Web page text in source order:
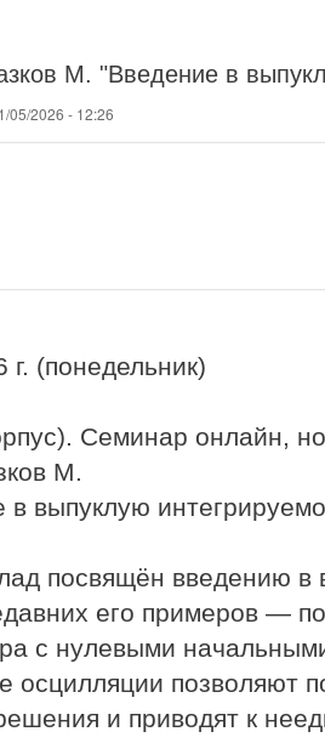
М. "Введение в
05/2026 - 12:26
г. (понедельник)
Семинар онлайн,
М.
в выпуклую
посвящён введению в
его примеров —
с нулевыми
осцилляции позволяют
и приводят к